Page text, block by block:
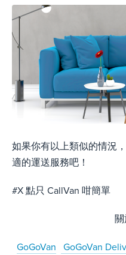
如果你有以上類似的情況
適的運送服務吧！
#X 點只 CallVan 咁簡單
GoGoVan GoGoVan